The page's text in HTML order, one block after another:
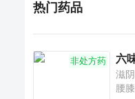
热门药品
非处方药 六
滋
腰